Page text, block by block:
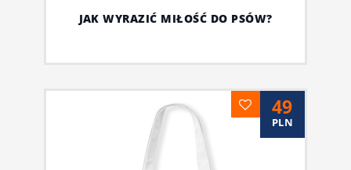
JAK WYRAZIĆ MIŁOŚĆ DO PSÓW?
49
PLN